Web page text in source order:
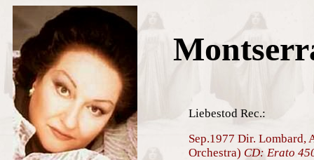
Liebestod Rec.:
Sep.1977 Dir. Lombard,
Orchestra) CD: Erato